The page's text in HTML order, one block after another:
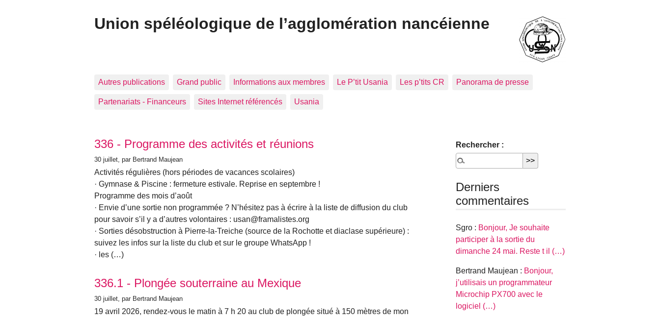
Union spéléologique de l’agglomération nancéienne
Autres publications Grand public Informations aux membres Le P’tit Usania Les p’tits CR Panorama de presse
Partenariats - Financeurs Sites Internet référencés Usania
Articles les plus récents
336 - Programme des activités et réunions
30 juillet , par Bertrand Maujean
Activités régulières (hors périodes de vacances scolaires)
· Gymnase & Piscine : fermeture estivale. Reprise en septembre !
Programme des mois d’août
· Envie d’une sortie non programmée ? N’hésitez pas à écrire à la liste de diffusion du club
pour savoir s’il y a d’autres volontaires : usan@framalistes.org
· Sorties désobstruction à Pierre-la-Treiche (source de la Rochotte et diaclase supérieure) :
suivez les infos sur la liste du club et sur le groupe WhatsApp !
· les (…)
336.1 - Plongée souterraine au Mexique
30 juillet , par Bertrand Maujean
19 avril 2026, rendez-vous le matin à 7 h 20 au club de plongée situé à 150 mètres de mon
Rechercher :
Derniers
commentaires
Sgro : Bonjour, Je souhaite
participer à la sortie du
dimanche 24 mai. Reste t il (…)
Bertrand Maujean : Bonjour,
j’utilisais un programmateur
Microchip PX700 avec le
logiciel (…)